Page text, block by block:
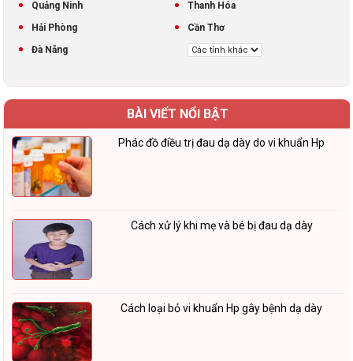
Quảng Ninh
Thanh Hóa
Hải Phòng
Cần Thơ
Đà Nẵng
BÀI VIẾT NỔI BẬT
Phác đồ điều trị đau dạ dày do vi khuẩn Hp
Cách xử lý khi mẹ và bé bị đau dạ dày
Cách loại bỏ vi khuẩn Hp gây bệnh dạ dày